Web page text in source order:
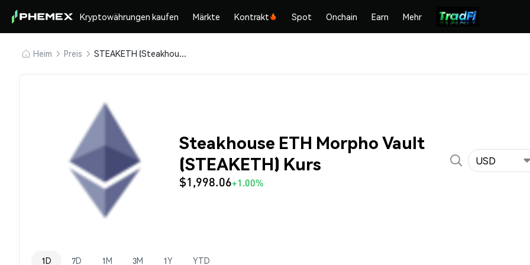
Kryptowährungen kaufen Märkte Kontrakt Spot Onchain Earn Mehr
Heim Preis STEAKETH (Steakhouse ETH Morpho Vault)
Steakhouse ETH Morpho Vault
(STEAKETH) Kurs
$1,998.06+1.00%
USD
1D 7D 1M 3M 1Y YTD